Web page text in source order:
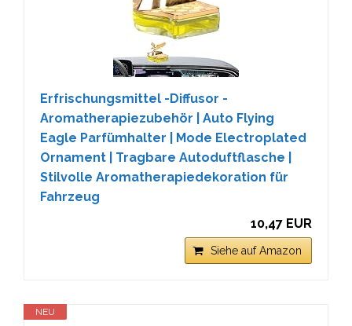
Erfrischungsmittel -Diffusor -
Aromatherapiezubehör | Auto Flying
Eagle Parfümhalter | Mode Electroplated
Ornament | Tragbare Autoduftflasche |
Stilvolle Aromatherapiedekoration für
Fahrzeug
10,47 EUR
Siehe auf Amazon
NEU